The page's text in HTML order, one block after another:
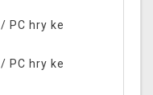
PC hry ke
PC hry ke